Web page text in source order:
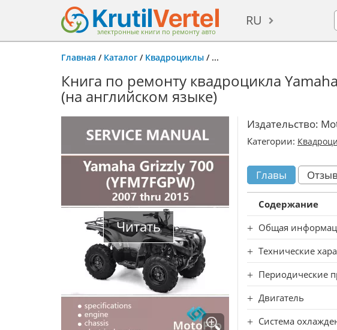
электронные книги по ремонту авто
RU
Главная / Каталог / Квадроциклы / ...
Книга по ремонту квадроцикла
(на английском языке)
Читать
Издательство:
Категории:
Главы
Содержание
Общая
Технические
Периодические
Двигатель
Система